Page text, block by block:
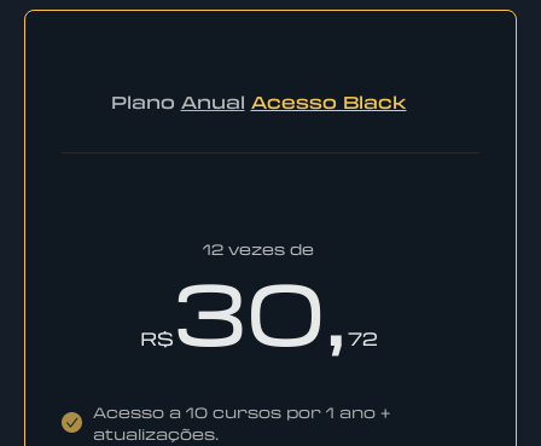
Plano Anual Acesso Black
12 vezes de
R$30, 72
Acesso a 10 cursos por 1 ano +
atualizações.